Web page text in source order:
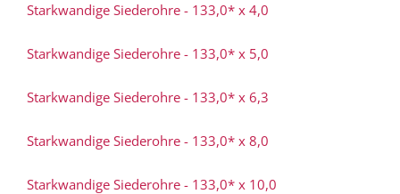
Starkwandige Siederohre - 133,0* x 4,0
Starkwandige Siederohre - 133,0* x 5,0
Starkwandige Siederohre - 133,0* x 6,3
Starkwandige Siederohre - 133,0* x 8,0
Starkwandige Siederohre - 133,0* x 10,0